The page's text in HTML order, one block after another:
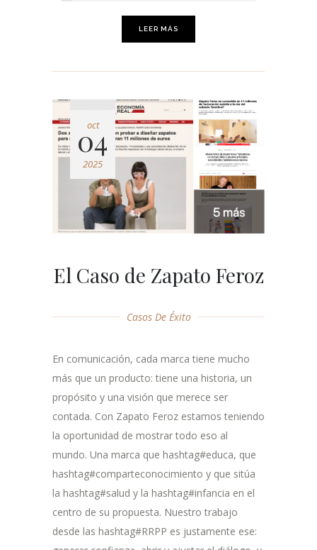
LEER MÁS
oct
04
2025
El Caso de Zapato Feroz
Casos De Éxito
En comunicación, cada marca tiene mucho
más que un producto: tiene una historia, un
propósito y una visión que merece ser
contada. Con Zapato Feroz estamos teniendo
la oportunidad de mostrar todo eso al
mundo. Una marca que hashtag#educa, que
hashtag#comparteconocimiento y que sitúa
la hashtag#salud y la hashtag#infancia en el
centro de su propuesta. Nuestro trabajo
desde las hashtag#RRPP es justamente ese: